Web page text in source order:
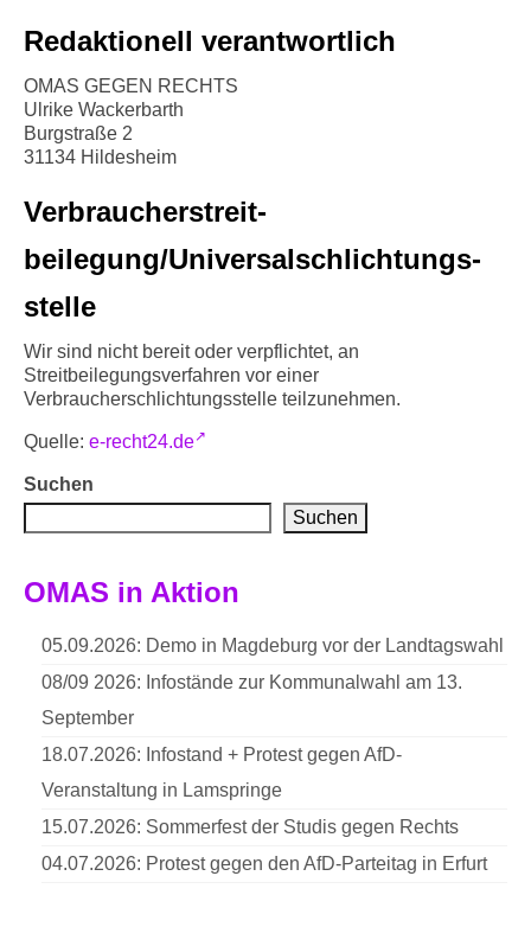
Redaktionell verantwortlich
OMAS GEGEN RECHTS
Ulrike Wackerbarth
Burgstraße 2
31134 Hildesheim
Verbraucher­streit­
beilegung/Universal­schlichtungs­
stelle
Wir sind nicht bereit oder verpflichtet, an
Streitbeilegungsverfahren vor einer
Verbraucherschlichtungsstelle teilzunehmen.
Quelle: e-recht24.de
Suchen
Suchen
OMAS in Aktion
05.09.2026: Demo in Magdeburg vor der Landtagswahl
08/09 2026: Infostände zur Kommunalwahl am 13.
September
18.07.2026: Infostand + Protest gegen AfD-
Veranstaltung in Lamspringe
15.07.2026: Sommerfest der Studis gegen Rechts
04.07.2026: Protest gegen den AfD-Parteitag in Erfurt